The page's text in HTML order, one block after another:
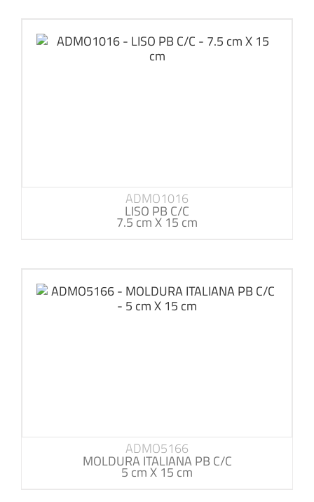
ADMO1016
LISO PB C/C
7.5 cm X 15 cm
ADMO5166
MOLDURA ITALIANA PB C/C
5 cm X 15 cm